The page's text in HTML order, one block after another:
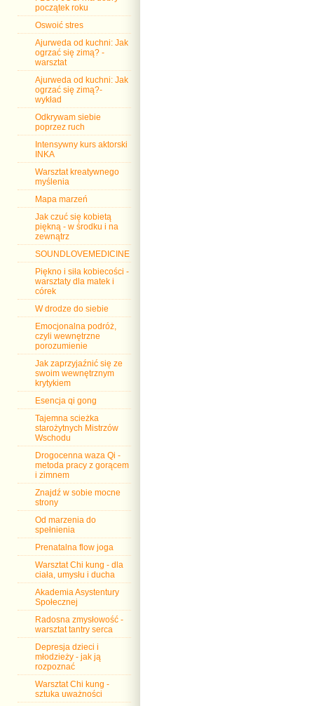
początek roku
Oswoić stres
Ajurweda od kuchni: Jak
ogrzać się zimą? -
warsztat
Ajurweda od kuchni: Jak
ogrzać się zimą?-
wykład
Odkrywam siebie
poprzez ruch
Intensywny kurs aktorski
INKA
Warsztat kreatywnego
myślenia
Mapa marzeń
Jak czuć się kobietą
piękną - w środku i na
zewnątrz
SOUNDLOVEMEDICINE
Piękno i siła kobiecości -
warsztaty dla matek i
córek
W drodze do siebie
Emocjonalna podróż,
czyli wewnętrzne
porozumienie
Jak zaprzyjaźnić się ze
swoim wewnętrznym
krytykiem
Esencja qi gong
Tajemna scieżka
starożytnych Mistrzów
Wschodu
Drogocenna waza Qi -
metoda pracy z gorącem
i zimnem
Znajdź w sobie mocne
strony
Od marzenia do
spełnienia
Prenatalna flow joga
Warsztat Chi kung - dla
ciała, umysłu i ducha
Akademia Asystentury
Społecznej
Radosna zmysłowość -
warsztat tantry serca
Depresja dzieci i
młodzieży - jak ją
rozpoznać
Warsztat Chi kung -
sztuka uważności